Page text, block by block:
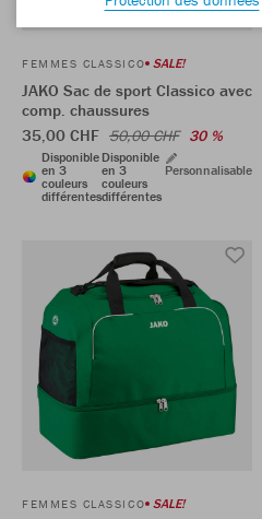
FEMMES CLASSICO SALE!
JAKO Sac de sport Classico avec
comp. chaussures
35,00 CHF 50,00 CHF 30 %
Disponible
en 3
couleurs
différentes
Disponible
en 3
couleurs
différentes
Personnalisable
FEMMES CLASSICO SALE!